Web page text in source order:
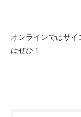
オンラインではサ
はぜひ！